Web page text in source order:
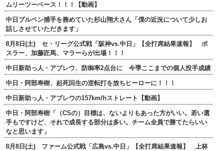
ムリーツーベース！！！【動画】
中日ブルペン捕手を務めていた杉山翔大さん「僕の近況について少しお
話しさせていただきます」
8月8日(土) セ・リーグ公式戦「阪神vs.中日」【全打席結果速報】 ボ
スラー、加藤匠馬、マラーらが出場！！！
中日新助っ人・アブレウ、防御率2点台に 今季ここまでの個人投手成績
中日・阿部寿樹、起死回生の逆転打を放ちヒーローに！！！
中日新助っ人・アブレウの157km/hストレート【動画】
中日・阿部寿樹「（CSの）目標は、ないよりもあった方がいい。若い選
手もですけど、それで成長する部分は多い。チーム全員で勝てたらいい
なと思います」
8月8日(土) ファーム公式戦「広島vs.中日」【全打席結果速報】 上林